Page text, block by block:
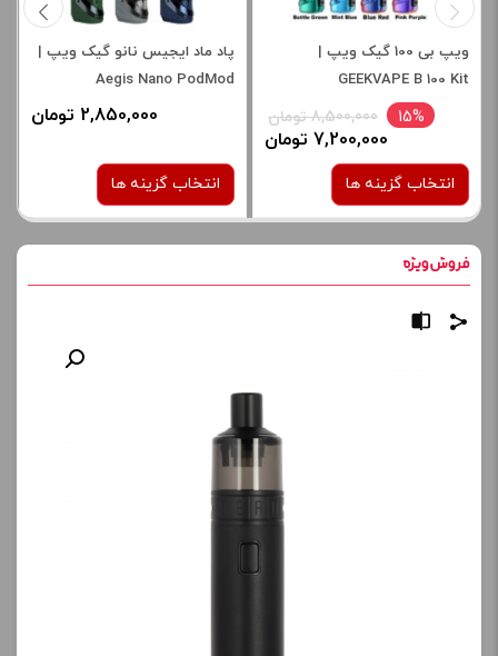
ویپ بی 100 گیک ویپ |
GEEKVAPE B 100 Kit
15% 8,500,000 تومان
7,200,000 تومان
انتخاب گزینه ها
پاد ماد ایجیس نانو گیک ویپ |
Aegis Nano PodMod
2,850,000 تومان
انتخاب گزینه ها
نمایش قیمت ، گزینه های
محصول را از کادر بالا انتخاب
کنید.